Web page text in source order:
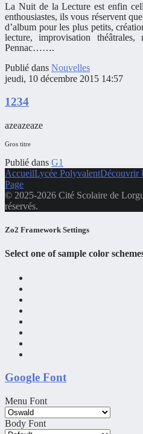
La Nuit de la Lecture est enfin
enthousiastes, ils vous réservent
d’album pour les plus petits,
lecture, improvisation
Pennac…….
Publié dans Nouvelles
jeudi, 10 décembre 2015 14:57
1234
azeazeaze
Gros titre
Publié dans G1
AccueilLycée PolyvalentDécouvrir
Page
© 2025-2026 Cité Scolaire de
réservés.
Zo2 Framework Settings
Select one of sample color
Google Font
Menu Font
Body Font